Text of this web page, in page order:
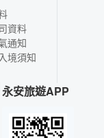
資料
通知
境須知
永安旅遊APP